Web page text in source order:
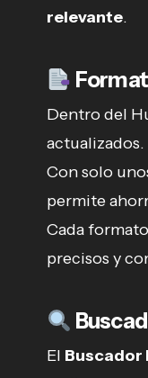
relevante.
Dentro del
actualizados.
Con solo
permite
Cada
precisos y
El Buscador